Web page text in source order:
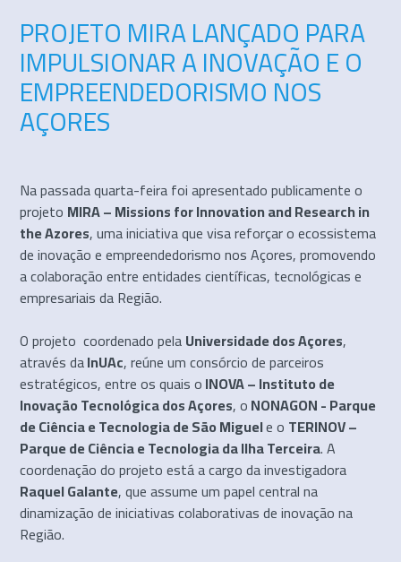
PROJETO MIRA LANÇADO PARA
IMPULSIONAR A INOVAÇÃO E O
EMPREENDEDORISMO NOS
AÇORES
Na passada quarta-feira foi apresentado publicamente o
projeto MIRA – Missions for Innovation and Research in
the Azores, uma iniciativa que visa reforçar o ecossistema
de inovação e empreendedorismo nos Açores, promovendo
a colaboração entre entidades científicas, tecnológicas e
empresariais da Região.
O projeto coordenado pelaUniversidade dos Açores,
através daInUAc, reúne um consórcio de parceiros
estratégicos, entre os quais oINOVA – Instituto de
Inovação Tecnológica dos Açores, oNONAGON - Parque
de Ciência e Tecnologia de São Miguele o TERINOV –
Parque de Ciência e Tecnologia da Ilha Terceira. A
coordenação do projeto está a cargo da investigadora
Raquel Galante, que assume um papel central na
dinamização de iniciativas colaborativas de inovação na
Região.